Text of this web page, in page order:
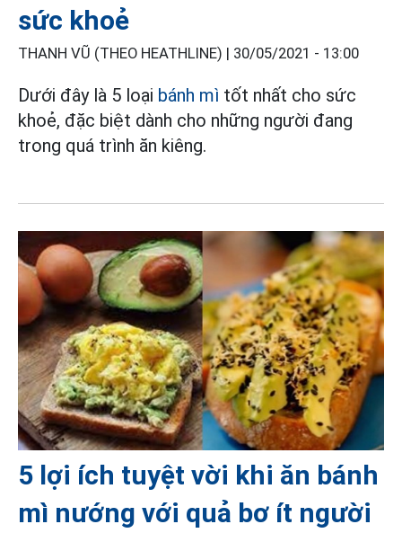
sức khoẻ
THANH VŨ (THEO HEATHLINE) | 30/05/2021 - 13:00
Dưới đây là 5 loại bánh mì tốt nhất cho sức
khoẻ, đặc biệt dành cho những người đang
trong quá trình ăn kiêng.
5 lợi ích tuyệt vời khi ăn bánh
mì nướng với quả bơ ít người